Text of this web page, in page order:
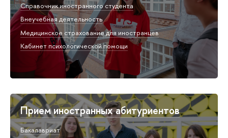
Справочник иностранного студента
Внеучебная деятельность
Медицинское страхование для иностранцев
Кабинет психологической помощи
Прием иностранных абитуриентов
Бакалавриат